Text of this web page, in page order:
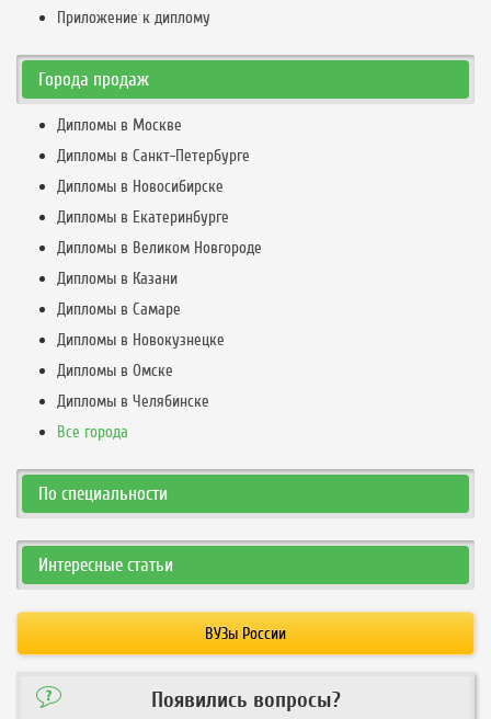
Приложение к диплому
Города продаж
Дипломы в Москве
Дипломы в Санкт-Петербурге
Дипломы в Новосибирске
Дипломы в Екатеринбурге
Дипломы в Великом Новгороде
Дипломы в Казани
Дипломы в Самаре
Дипломы в Новокузнецке
Дипломы в Омске
Дипломы в Челябинске
Все города
По специальности
Интересные статьи
ВУЗы России
Появились вопросы?